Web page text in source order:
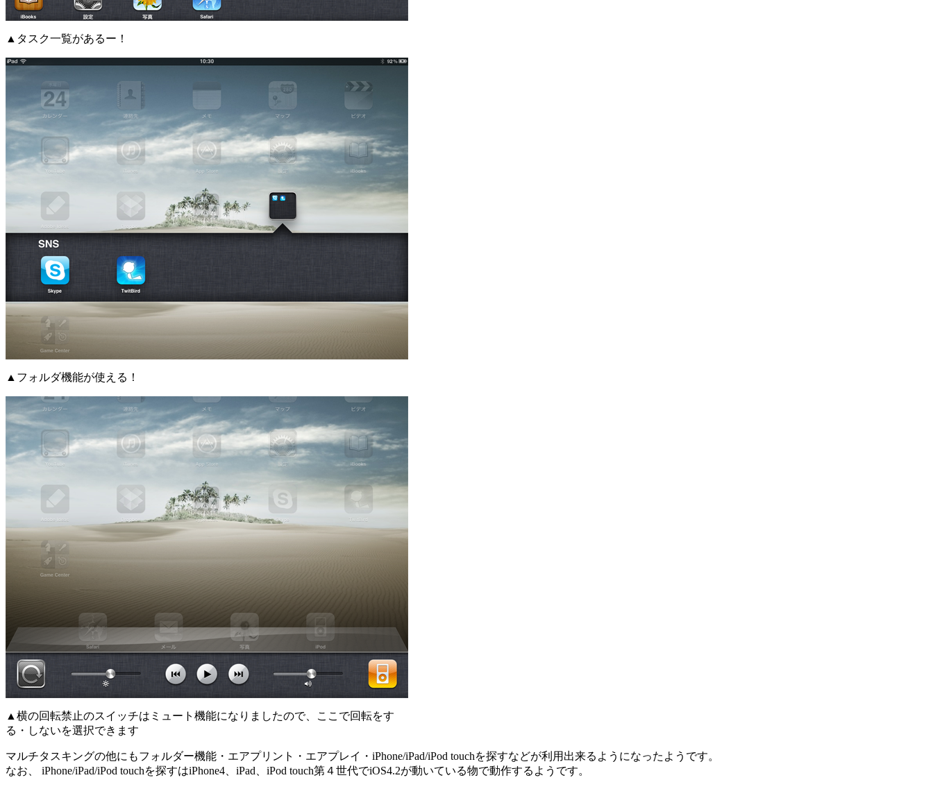
▲タスク一覧があるー！
▲フォルダ機能が使える！
▲横の回転禁止のスイッチはミュート機能になりましたので、ここで回転をす
る・しないを選択できます
マルチタスキングの他にもフォルダー機能・エアプリント・エアプレイ・iPhone/iPad/iPod touchを探すなどが利用出来るようになったようです。
なお、 iPhone/iPad/iPod touchを探すはiPhone4、iPad、iPod touch第４世代でiOS4.2が動いている物で動作するようです。